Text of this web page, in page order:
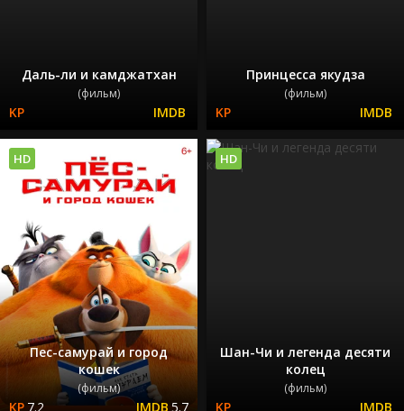
Даль-ли и камджатхан
(фильм)
Принцесса якудза
(фильм)
Пес-самурай и город
кошек
(фильм)
7.2 5.7
HD
Шан-Чи и легенда десяти
колец
(фильм)
HD